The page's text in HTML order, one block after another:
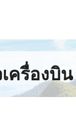
ครื่องบิ